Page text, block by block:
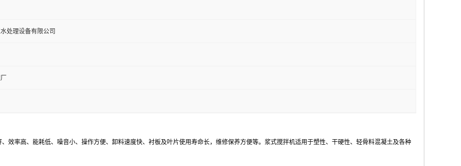
处理设备有限公司
效率高、能耗低、噪音小、操作方便、卸料速度快、衬板及叶片使用寿命长，维修保养方便等。浆式搅拌机适用于塑性、干硬性、轻骨料混凝土及各种